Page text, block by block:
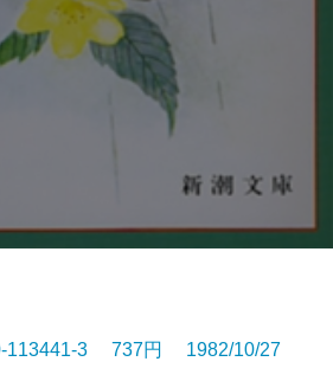
113441-3 737円 1982/10/27